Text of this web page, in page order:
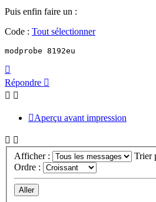
Puis enfin faire un :
Code : Tout sélectionner
modprobe 8192eu
Répondre
Aperçu avant impression
Afficher :
Trier
Ordre :